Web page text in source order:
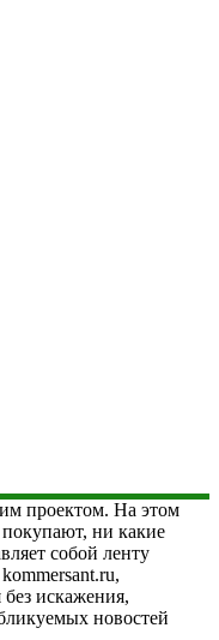
проектом. На этом
ни какие
собой ленту
искажения,
новостей